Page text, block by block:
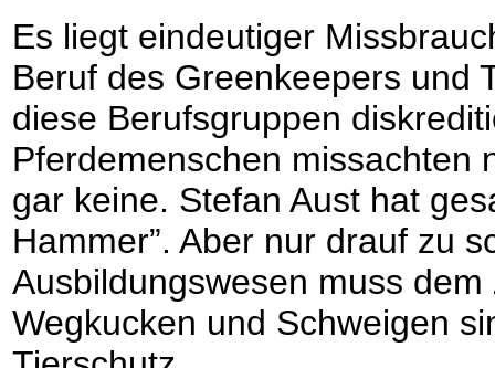
Es liegt eindeutiger
Beruf des Greenkeepers und
diese Berufsgruppen
Pferdemenschen missachten
gar keine. Stefan Aust hat
Hammer”. Aber nur drauf zu
Ausbildungswesen muss
Wegkucken und Schweigen